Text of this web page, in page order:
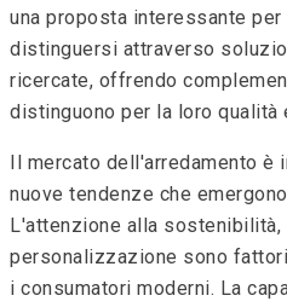
una proposta interessante
distinguersi attraverso
ricercate, offrendo
distinguono per la loro
Il mercato dell'arredamento è
nuove tendenze che
L'attenzione alla
personalizzazione sono
i consumatori moderni. La